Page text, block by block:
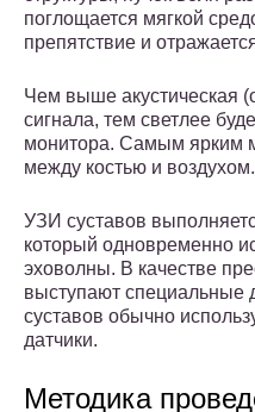
поглощается мягкой
препятствие и
Чем выше акустическая
сигнала, тем светлее
монитора. Самым ярким
между костью и воздухом.
УЗИ суставов
который одновременно
эховолны. В качестве
выступают специальные
суставов обычно
датчики.
Методика